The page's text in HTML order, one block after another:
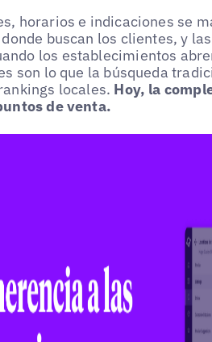
horarios e indicaciones se
buscan los clientes, y
los establecimientos
son lo que la búsqueda
locales. Hoy, la
de venta.